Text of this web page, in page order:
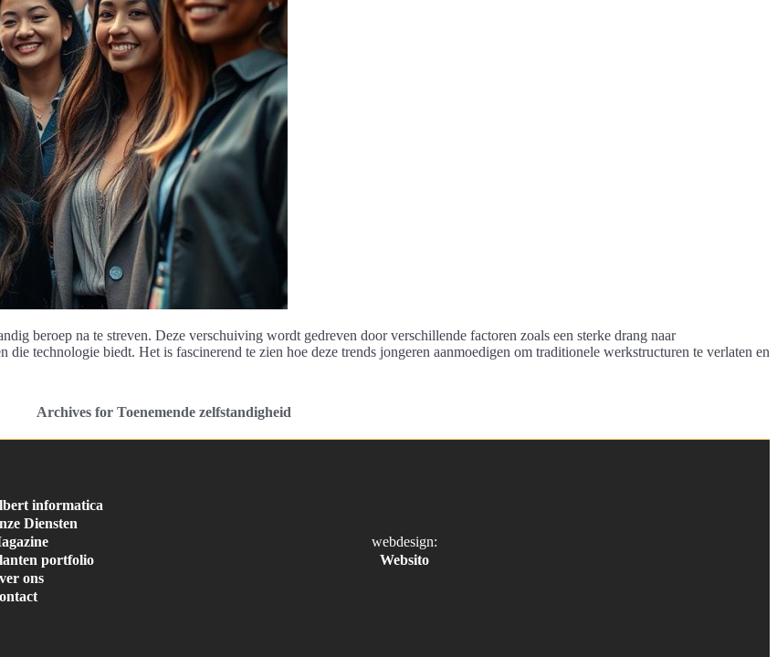
beroep na te streven. Deze verschuiving wordt gedreven door verschillende factoren zoals een sterke drang naar
technologie biedt. Het is fascinerend te zien hoe deze trends jongeren aanmoedigen om traditionele werkstructuren te verlaten en
Archives for Toenemende zelfstandigheid
informatica
Diensten
portfolio
ons
webdesign:
Websito